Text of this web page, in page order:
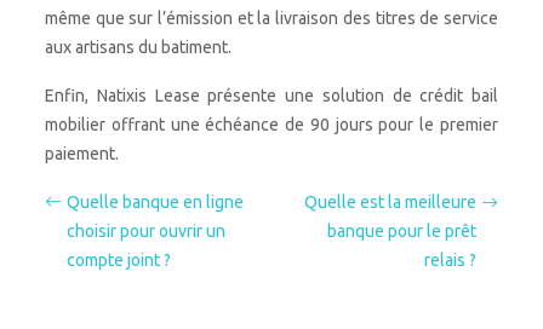
même que sur l’émission et la livraison des titres de service
aux artisans du batiment.
Enfin, Natixis Lease présente une solution de crédit bail
mobilier offrant une échéance de 90 jours pour le premier
paiement.
Quelle banque en ligne
choisir pour ouvrir un
compte joint ?
Quelle est la meilleure
banque pour le prêt
relais ?